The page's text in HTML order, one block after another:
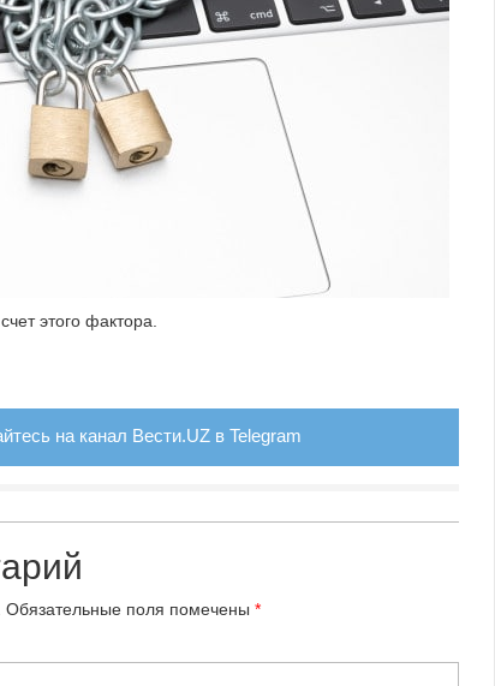
этого фактора.
на канал Вести.UZ в Telegram
Обязательные поля помечены *